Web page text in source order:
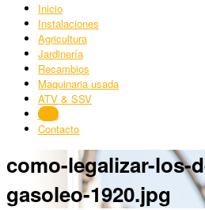
Inicio
Instalaciones
Agricultura
Jardinería
Recambios
Maquinaria usada
ATV & SSV
Blog
Contacto
como-legalizar-los-
gasoleo-1920.jpg